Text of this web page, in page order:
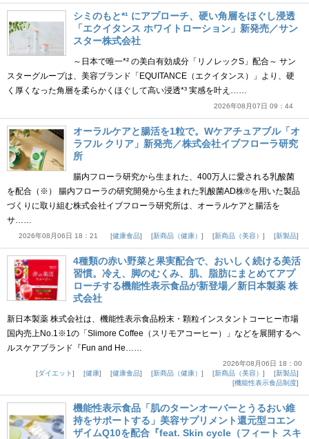
シミのもと*¹ にアプローチ、硬い角層をほぐし浸透
「エクイタンス ホワイトローション」新発売／サン
スター株式会社
～日本で唯一*² の美白有効成分「リノレックS」配合～ サン
スターグループは、美容ブランド「EQUITANCE（エクイタンス）」より、硬
く厚くなった角層を柔らかくほぐして高い浸透*³ 実感を叶え……
2026年08月07日 09：44
オーラルケアと腸活を1粒で。Wケアチュアブル「オ
ラフル クリア」新発売／株式会社イブフローラ研究
所
腸内フローラ研究から生まれた、400万人に愛される乳酸菌
を配合（※） 腸内フローラの研究開発から生まれた乳酸菌AD株®を用いた製品
づくりに取り組む株式会社イブフローラ研究所は、オーラルケアと腸活を
サ……
2026年08月06日 18：21 健康食品 新商品（健康） 新商品（美容） 新製品
4種類の赤い野菜と果実配合で、おいしく続ける美活
習慣。冷え、脚のむくみ、肌、脂肪にまとめてアプ
ローチする機能性表示食品が新登場／新日本製薬 株
式会社
新日本製薬 株式会社は、機能性表示食品粉末・顆粒インスタントコーヒー市場
国内売上No.1※1の「Slimore Coffee（スリモアコーヒー）」などを展開するヘ
ルスケアブランド『Fun and He……
2026年08月06日 18：00
ダイエット
健康 健康食品 新商品（健康） 新商品（美容）
新製品
機能性表示食品制度
機能性表示食品「肌のターンオーバーとうるおい維
持をサポートする」美容サプリメント還元型コエン
ザイムQ10を配合『feat. Skin cycle（フィート スキ